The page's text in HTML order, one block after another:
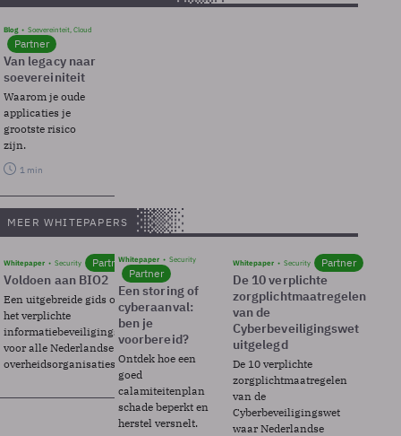
Blog Soevereinteit, Cloud
Partner
Van legacy naar
soevereiniteit
Waarom je oude
applicaties je
grootste risico
zijn.
1 min
MEER WHITEPAPERS
Whitepaper Security Partner
Voldoen aan BIO2
Een uitgebreide gids over BIO2,
het verplichte
informatiebeveiligingsframework
voor alle Nederlandse
overheidsorganisaties.
Whitepaper Security
Partner
Een storing of
cyberaanval:
ben je
voorbereid?
Ontdek hoe een
goed
calamiteitenplan
schade beperkt en
herstel versnelt.
Whitepaper Security Partner
De 10 verplichte
zorgplichtmaatregelen
van de
Cyberbeveiligingswet
uitgelegd
De 10 verplichte
zorgplichtmaatregelen
van de
Cyberbeveiligingswet
waar Nederlandse